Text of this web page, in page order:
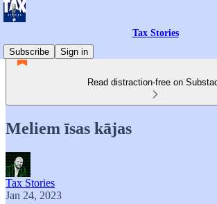
Tax Stories
Subscribe
Sign in
Read distraction-free on
Meliem īsas kājas
Tax Stories
Jan 24, 2023